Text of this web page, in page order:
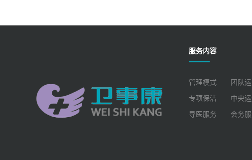
服务内容
管理模式 团队
专项保洁 中央
导医服务 会务